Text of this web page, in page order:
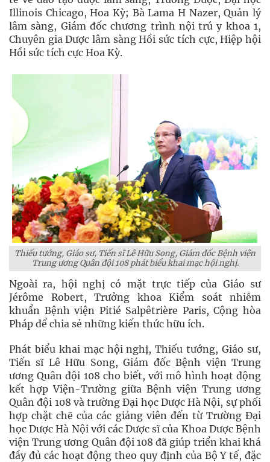
Illinois Chicago, Hoa Kỳ; Bà Lama H Nazer, Quản lý
lâm sàng, Giám đốc chương trình nội trú y khoa 1,
Chuyên gia Dược lâm sàng Hồi sức tích cực, Hiệp hội
Hồi sức tích cực Hoa Kỳ.
Thiếu tướng, Giáo sư, Tiến sĩ Lê Hữu Song, Giám đốc Bệnh viện
Trung ương Quân đội 108 phát biểu khai mạc hội nghị.
Ngoài ra, hội nghị có mặt trực tiếp của Giáo sư
Jérôme Robert, Trưởng khoa Kiểm soát nhiễm
khuẩn Bệnh viện Pitié Salpêtrière Paris, Cộng hòa
Pháp để chia sẻ những kiến thức hữu ích.
Phát biểu khai mạc hội nghị, Thiếu tướng, Giáo sư,
Tiến sĩ Lê Hữu Song, Giám đốc Bệnh viện Trung
ương Quân đội 108 cho biết, với mô hình hoạt động
kết hợp Viện-Trường giữa Bệnh viện Trung ương
Quân đội 108 và trường Đại học Dược Hà Nội, sự phối
hợp chặt chẽ của các giảng viên đến từ Trường Đại
học Dược Hà Nội với các Dược sĩ của Khoa Dược Bệnh
viện Trung ương Quân đội 108 đã giúp triển khai khá
đầy đủ các hoạt động theo quy định của Bộ Y tế, đặc